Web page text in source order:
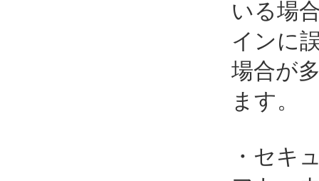
いる場
インに
場合が
ます。
・セキ